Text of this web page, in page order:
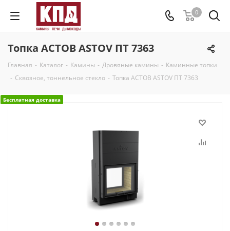
0
Топка АСТОВ ASTOV ПТ 7363
Главная - Каталог - Камины - Дровяные камины - Каминные топки
- Сквозное, тоннельное стекло - Топка АСТОВ ASTOV ПТ 7363
Бесплатная доставка